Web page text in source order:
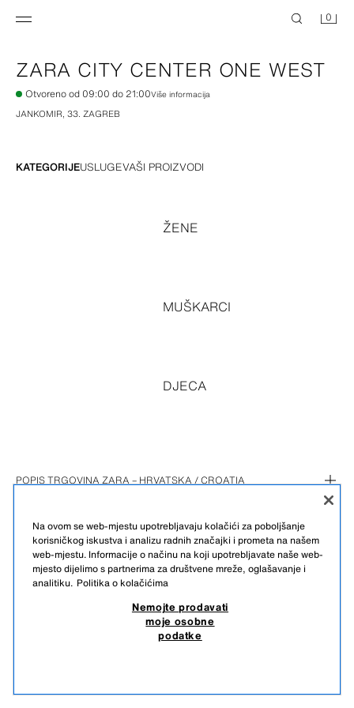
0
ZARA CITY CENTER ONE WEST
Otvoreno od 09:00 do 21:00Više informacija
JANKOMIR, 33. ZAGREB
KATEGORIJEUSLUGEVAŠI PROIZVODI
ŽENE
MUŠKARCI
DJECA
POPIS TRGOVINA ZARA – HRVATSKA / CROATIA
CITY CENTER ONE EAST
ILLICA
ARENA CENTER
OSJECKO-BARANJSKA (1)
PORTANOVA
PRIMORSKO-GORANSKA (1)
KORZO 13
SPLITSKO-DALMATINSKA (2)
ZADARSKA (1)
NEMOJTE PRODAVATI MOJE OSOBNE PODATKE
HRVATSKI
Na ovom se web-mjestu upotrebljavaju kolačići za poboljšanje
korisničkog iskustva i analizu radnih značajki i prometa na našem
web-mjestu. Informacije o načinu na koji upotrebljavate naše web-
mjesto dijelimo s partnerima za društvene mreže, oglašavanje i
analitiku. Politika o kolačićima
Nemojte prodavati
moje osobne
podatke